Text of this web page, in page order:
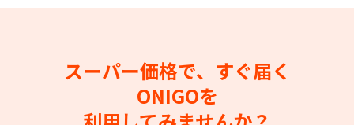
スーパー価格で、すぐ届く
ONIGOを